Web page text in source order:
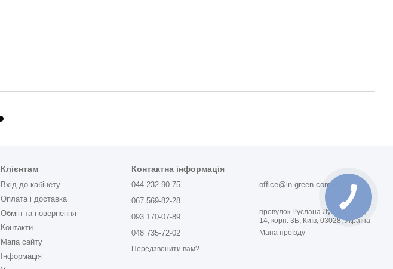
Клієнтам
Вхід до кабінету
Оплата і доставка
Обмін та повернення
Контакти
Мапа сайту
Інформація
Контактна інформація
044 232-90-75
067 569-82-28
093 170-07-89
048 735-72-02
Передзвонити вам?
office@in-green.com.ua
провулок Руслана Лужевського,
14, корп. 3Б, Київ, 03028, Україна
Мапа проїзду